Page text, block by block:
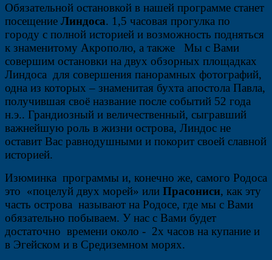
Обязательной остановкой в нашей программе станет
посещение Линдоса. 1,5 часовая прогулка по
городу с полной историей и возможность подняться
к знаменитому Акрополю, а также Мы с Вами
совершим остановки на двух обзорных площадках
Линдоса для совершения панорамных фотографий,
одна из которых – знаменитая бухта апостола Павла,
получившая своё название после событий 52 года
н.э.. Грандиозный и величественный, сыгравший
важнейшую роль в жизни острова, Линдос не
оставит Вас равнодушными и покорит своей славной
историей.
Изюминка программы и, конечно же, самого Родоса
это «поцелуй двух морей» или Прасониси, как эту
часть острова называют на Родосе, где мы с Вами
обязательно побываем. У нас с Вами будет
достаточно времени около - 2х часов на купание и
в Эгейском и в Средиземном морях.